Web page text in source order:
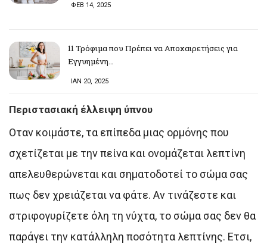
ΦΕΒ 14, 2025
11 Τρόφιμα που Πρέπει να Αποχαιρετήσεις για
Εγγυημένη…
ΙΑΝ 20, 2025
Περιστασιακή έλλειψη ύπνου
Οταν κοιμάστε, τα επίπεδα μιας ορμόνης που
σχετίζεται με την πείνα και ονομάζεται λεπτίνη
απελευθερώνεται και σηματοδοτεί το σώμα σας
πως δεν χρειάζεται να φάτε. Αν τινάζεστε και
στριφογυρίζετε όλη τη νύχτα, το σώμα σας δεν θα
παράγει την κατάλληλη ποσότητα λεπτίνης. Ετσι,